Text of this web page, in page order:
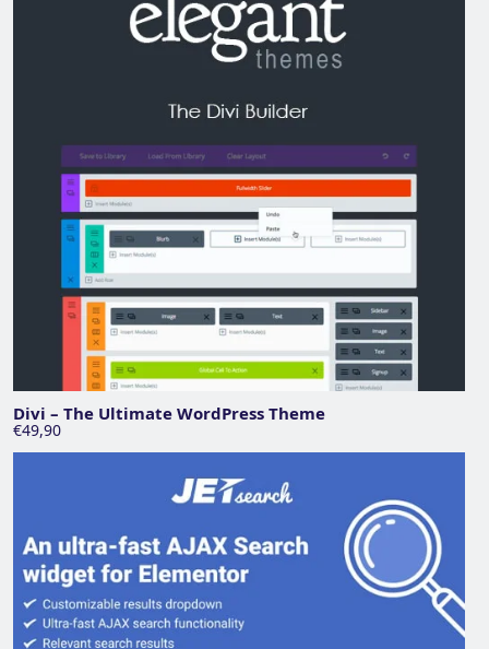
Divi – The Ultimate WordPress Theme
€49,90